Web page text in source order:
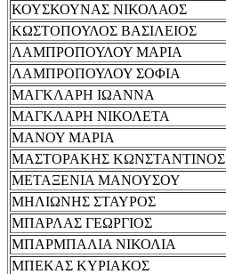
ΚΟΥΣΚΟΥΝΑΣ ΝΙΚΟΛΑΟΣ
ΚΩΣΤΟΠΟΥΛΟΣ ΒΑΣΙΛΕΙΟΣ
ΛΑΜΠΡΟΠΟΥΛΟΥ ΜΑΡΙΑ
ΛΑΜΠΡΟΠΟΥΛΟΥ ΣΟΦΙΑ
ΜΑΓΚΛΑΡΗ ΙΩΑΝΝΑ
ΜΑΓΚΛΑΡΗ ΝΙΚΟΛΕΤΑ
ΜΑΝΟΥ ΜΑΡΙΑ
ΜΑΣΤΟΡΑΚΗΣ ΚΩΝΣΤΑΝΤΙΝΟΣ
ΜΕΤΑΞΕΝΙΑ ΜΑΝΟΥΣΟΥ
ΜΗΛΙΩΝΗΣ ΣΤΑΥΡΟΣ
ΜΠΑΡΛΑΣ ΓΕΩΡΓΙΟΣ
ΜΠΑΡΜΠΑΛΙΑ ΝΙΚΟΛΙΑ
ΜΠΕΚΑΣ ΚΥΡΙΑΚΟΣ